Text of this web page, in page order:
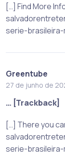
[…] Find More
serie-
Greentube
27 de junho de
… [Trackback]
[…] There you
serie-